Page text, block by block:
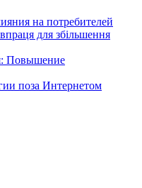
на потребителей
для збільшення
Повышение
поза Интернетом